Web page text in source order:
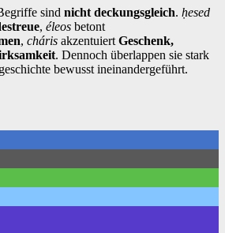
sind nicht deckungsgleich. ḥesed
, éleos betont
, cháris akzentuiert Geschenk,
. Dennoch überlappen sie stark
bewusst ineinandergeführt.